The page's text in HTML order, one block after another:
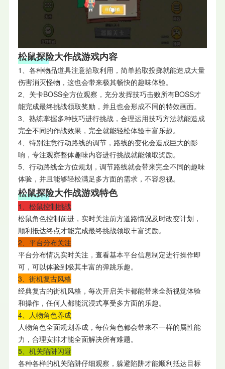
松鼠探险大作战游戏内容
1、各种物品道具注意拾取利用，简单拾取投掷就能造成大量
伤害消灭怪物，这也会带来极其畅快的趣味体验。
2、关卡BOSS全方位观察，充分发挥技巧击败所有BOSS才
能完成最终挑战领取奖励，并且也会形成不同的特效画面。
3、熟练掌握多种技巧进行挑战，合理运用技巧方法就能造成
完全不同的作战效果，完全就能轻松体验丰富乐趣。
4、特别注意行动路线的调节，路线的变化会造成巨大的影
响，专注观察整体趣味内容进行挑战就能领取奖励。
5、行动路线全方位规划，调节路线就会带来完全不同的趣味
体验，并且能够轻松满足多方面的需求，不容忽视。
松鼠探险大作战游戏特色
1、松鼠控制挑战
松鼠角色控制前进，实时关注前方道路情况及时改变计划，
顺利抵达终点才能完成最终挑战领取丰富奖励。
2、平台分布关注
平台分布情况实时关注，查看基本平台信息制定进行操作即
可，可以体验到极其丰富的弹跳乐趣。
3、街机复古风格
经典复古的街机风格，每次开启关卡都能带来全新视觉体验
和操作，任何人都能沉浸式享受多方面的乐趣。
4、人物角色养成
人物角色全面规划养成，每位角色都会带来不一样的属性能
力，合理安排才能全面解决所有难题。
5、机关陷阱闪避
各种各样的机关陷阱仔细观察，躲避陷阱才能顺利抵达目标